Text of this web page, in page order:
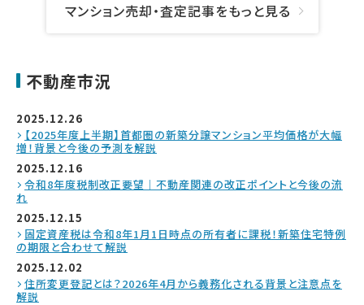
マンション売却・査定記事をもっと見る
不動産市況
2025.12.26
【2025年度上半期】首都圏の新築分譲マンション平均価格が大幅
増！背景と今後の予測を解説
2025.12.16
令和8年度税制改正要望｜不動産関連の改正ポイントと今後の流
れ
2025.12.15
固定資産税は令和8年1月1日時点の所有者に課税！新築住宅特例
の期限と合わせて解説
2025.12.02
住所変更登記とは？2026年4月から義務化される背景と注意点を
解説